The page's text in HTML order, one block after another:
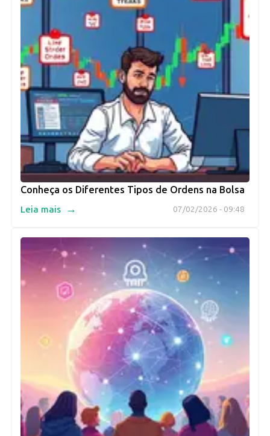
Conheça os Diferentes Tipos de Ordens na Bolsa
07/02/2026 - 09:48
Leia mais →